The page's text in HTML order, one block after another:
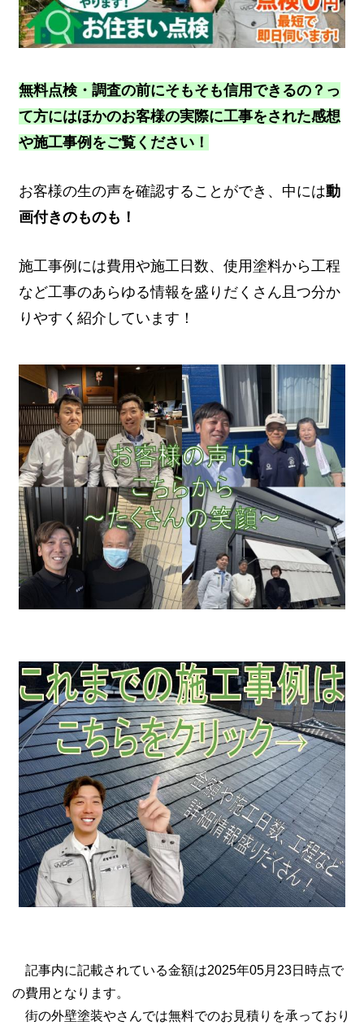
無料点検・調査の前にそもそも信用できるの？っ
て方にはほかのお客様の実際に工事をされた感想
や施工事例をご覧ください！
お客様の生の声を確認することができ、中には動
画付きのものも！
施工事例には費用や施工日数、使用塗料から工程
など工事のあらゆる情報を盛りだくさん且つ分か
りやすく紹介しています！
記事内に記載されている金額は2025年05月23日時点で
の費用となります。
街の外壁塗装やさんでは無料でのお見積りを承っており